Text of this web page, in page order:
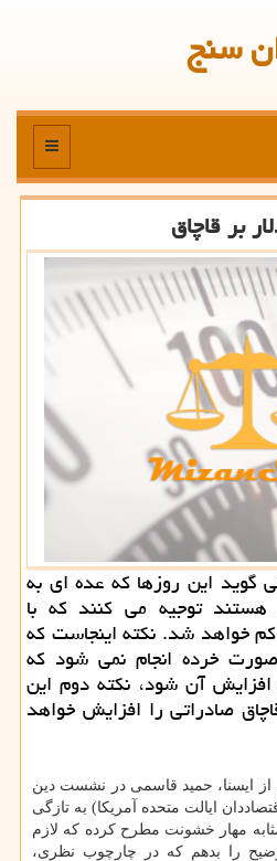
سنج
منو
بر قاچاق
این روزها كه عده ای به
هستند توجیه می كنند كه با
كم خواهد شد. نكته اینجاست كه
صورت خرده انجام نمی شود كه
آن شود، نكته دوم این
صادراتی را افزایش خواهد
ایسنا، حمید قاسمی در نشست دین
ایالت متحده آمریكا) به تازگی
مهار خشونت مطرح كرده كه لازم
را بدهم كه در چارچوب نظری،